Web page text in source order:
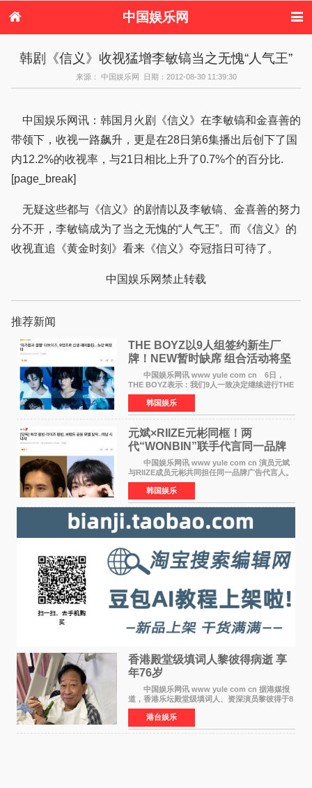
中国娱乐网
港台娱乐
日本娱乐 韩国娱乐
欧美娱乐
音乐新闻 影视新闻
内地明星八卦
八卦
韩剧《信义》收视猛增李敏镐当之无愧“人气王”
来源： 中国娱乐网 日期：2012-08-30 11:39:30
中国娱乐网讯：韩国月火剧《信义》在李敏镐和金喜善的
带领下，收视一路飙升，更是在28日第6集播出后创下了国
内12.2%的收视率，与21日相比上升了0.7%个的百分比.
[page_break]
无疑这些都与《信义》的剧情以及李敏镐、金喜善的努力
分不开，李敏镐成为了当之无愧的“人气王”。而《信义》的
收视直追《黄金时刻》看来《信义》夺冠指日可待了。
中国娱乐网禁止转载
推荐新闻
THE BOYZ以9人组签约新生厂
牌！NEW暂时缺席 组合活动将坚
定不移继续
中国娱乐网讯 www yule com cn 6日，
THE BOYZ表示：我们9人一致决定继续进行THE
BOYZ组合活动，并且已经完成了组合团体活动
签约。目前正在新生厂牌下进行活动准备。尚未
离开THE BOYZ原所
韩国娱乐
元斌×RIIZE元彬同框！两
代“WONBIN”联手代言同一品牌
颜值天花板合体
中国娱乐网讯 www yule com cn 演员元斌
与RIIZE成员元彬共同担任同一品牌广告代言人。
6日据独家报道，继演员元斌之后，RIIZE元彬最
近也被选为某在线中介平台A公司的共同广告代言
人，两人将作
韩国娱乐
香港殿堂级填词人黎彼得病逝 享
年76岁​
中国娱乐网讯 www yule com cn 据港媒报
道，香港乐坛殿堂级填词人、资深演员黎彼得于8
月5日上午因病离世，终年76岁。好友钟志光透
露，黎彼得今年3月中风后便卧床休养，身体机能
持续衰退，最
港台娱乐